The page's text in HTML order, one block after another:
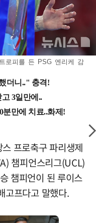
로피를 든 PSG 엔리케 감
프로축구 파리생제
챔피언스리그(UCL)
챔피언이 된 루이스
고프다고 말했다.